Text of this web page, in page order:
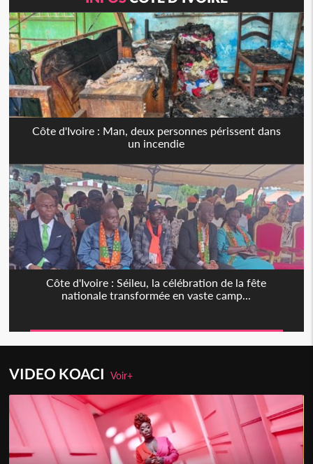
Côte d'Ivoire : Man, deux personnes périssent dans
un incendie
Côte d'Ivoire : Séileu, la célébration de la fête
nationale transformée en vaste camp...
VIDEO KOACIVoir+